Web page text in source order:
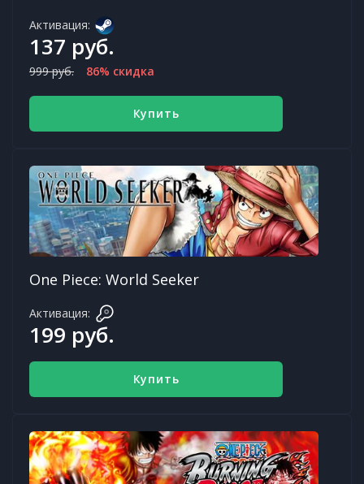
Активация:
137 руб.
999 руб. 86% скидка
Купить
One Piece: World Seeker
Активация:
199 руб.
Купить